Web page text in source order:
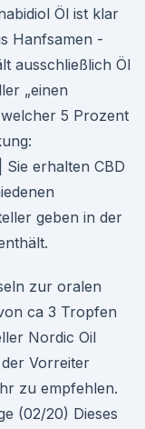
Öl ist klar
Hanfsamen -
ausschließlich Öl
„einen
5 Prozent
erhalten CBD
geben in der
zur oralen
ca 3 Tropfen
Nordic Oil
Vorreiter
zu empfehlen.
(02/20) Dieses